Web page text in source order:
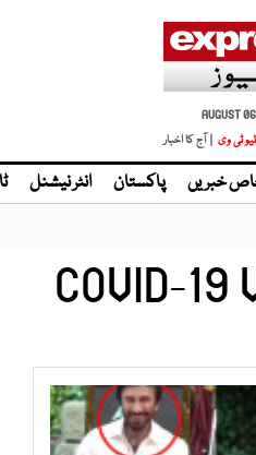
AUGUST
ٹی وی | آج کا اخبار
خبریں پاکستان انٹر نیشنل
COVID-19